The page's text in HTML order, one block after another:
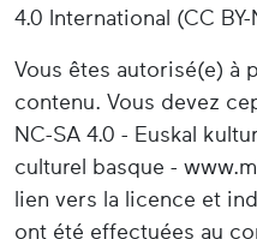
4.0 International (CC BY-
Vous êtes autorisé(e) à
contenu. Vous devez
NC-SA 4.0 - Euskal
culturel basque -
lien vers la licence et
ont été effectuées au